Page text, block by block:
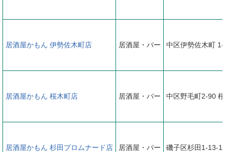
居酒屋かもん 伊勢佐木町店 居酒屋・バー 中区伊勢佐木町
居酒屋かもん 桜木町店 居酒屋・バー 中区野毛町2-90
居酒屋かもん 杉田プロムナード店 居酒屋・バー 磯子区杉田1-13-1